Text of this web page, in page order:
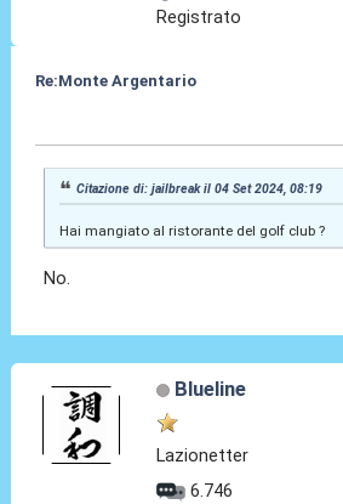
Registrato
Re:Monte Argentario
Citazione di: jailbreak il 04 Set 2024, 08:19
Hai mangiato al ristorante del golf club ?
No.
Blueline
Lazionetter
6.746